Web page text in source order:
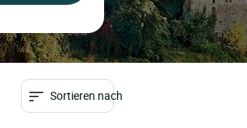
Sortieren nach